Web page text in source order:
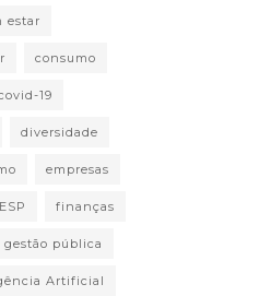
estar
consumo
19
diversidade
empresas
finanças
gestão pública
Artificial